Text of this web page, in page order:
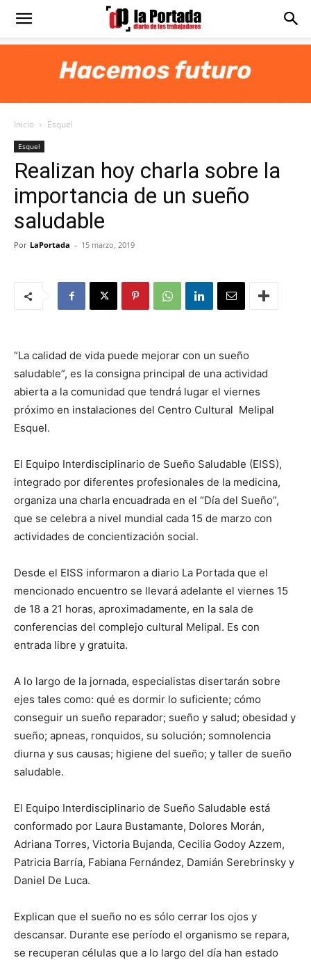
Diario
Portada
Inicio Esquel
Esquel
Realizan hoy charla sobre la
importancia de un sueño
saludable
Por LaPortada - 15 marzo, 2019
“La calidad de vida puede mejorar con un sueño
saludable”, es la consigna principal de una actividad
abierta a la comunidad que tendrá lugar el viernes
próximo en instalaciones del Centro Cultural Melipal
Esquel.
El Equipo Interdisciplinario de Sueño Saludable (EISS),
integrado por diferentes profesionales de la medicina,
organiza una charla encuadrada en el “Día del Sueño”,
que se celebra a nivel mundial cada 15 de marzo con
actividades de concientización social.
Desde el EISS informaron a diario La Portada que el
mencionado encuentro se llevará adelante el viernes 15
de 18 a 21 horas, aproximadamente, en la sala de
conferencias del complejo cultural Melipal. Es con
entrada libre y gratuita.
A lo largo de la jornada, especialistas disertarán sobre
ejes tales como: qué es dormir lo suficiente; cómo
conseguir un sueño reparador; sueño y salud; obesidad y
sueño; apneas, ronquidos, su solución; somnolencia
diurna y sus causas; higiene del sueño; y taller de sueño
saludable.
El Equipo Interdisciplinario de Sueño Saludable está
conformado por Laura Bustamante, Dolores Morán,
Adriana Torres, Victoria Bujanda, Cecilia Godoy Azzem,
Patricia Barría, Fabiana Fernández, Damián Serebrinsky y
Daniel De Luca.
Explican que el sueño no es sólo cerrar los ojos y
descansar. Durante ese período el organismo se repara,
se recuperan células que a lo largo del día han estado